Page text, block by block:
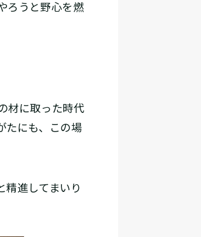
ろうと野心を燃
材に取った時代
たにも、この場
進してまいり